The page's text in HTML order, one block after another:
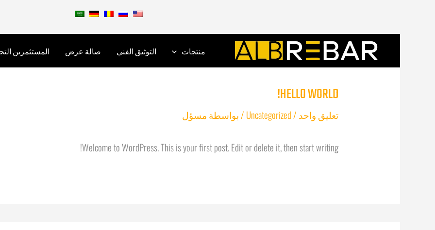
منتجات التوثيق الفني صالة عرض المستثمرين
HELLO WORLD!
تعليق واحد /
Uncategorized / بواسطة مسؤل
Welcome to WordPress. This is your first post. Edit or delete it, then start writing!